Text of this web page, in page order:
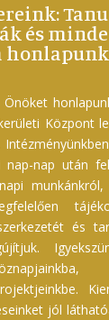
és
Központ
nap után
munkánkról,
és
jól